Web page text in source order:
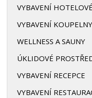
VYBAVENÍ
VYBAVENÍ
WELLNESS A SAUNY
ÚKLIDOVÉ
VYBAVENÍ RECEPCE
VYBAVENÍ